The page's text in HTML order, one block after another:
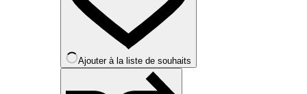
être
choisies
sur
page
du
produit
Ajouter à la liste de souhaits